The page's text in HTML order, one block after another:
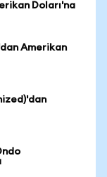
Doları'na
Amerikan